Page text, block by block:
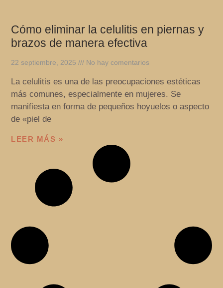
Cómo eliminar la celulitis en piernas y
brazos de manera efectiva
22 septiembre, 2025 No hay comentarios
La celulitis es una de las preocupaciones estéticas
más comunes, especialmente en mujeres. Se
manifiesta en forma de pequeños hoyuelos o aspecto
de «piel de
LEER MÁS »